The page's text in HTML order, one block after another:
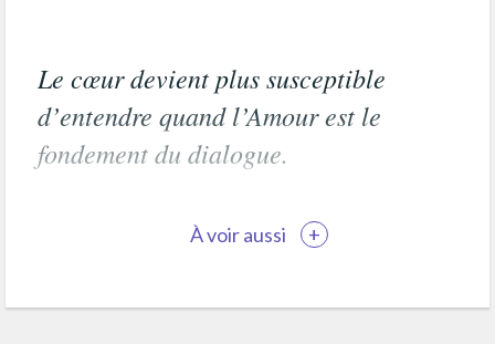
Le cœur devient plus susceptible
d’entendre quand l’Amour est le
fondement du dialogue.
À voir aussi +